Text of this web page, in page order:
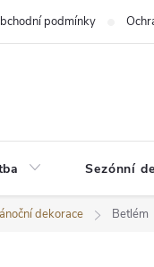
podmínky
Sezónní
dekorace Betlém